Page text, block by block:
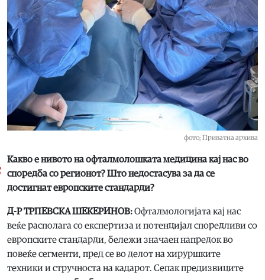
фото; Приватна архива
Какво е нивото на офталмолошката медицина кај нас во
споредба со регионот? Што недостасува за да се
достигнат европските стандарди?
Д-Р ТРПЕВСКА ШЕКЕРИНОВ:Офталмологијата кај нас
веќе располага со експертиза и потенцијал споредливи со
европските стандарди, бележи значаен напредок во
повеќе сегменти, пред се во делот на хируршките
техники и стручноста на кадарот. Сепак предизвиците